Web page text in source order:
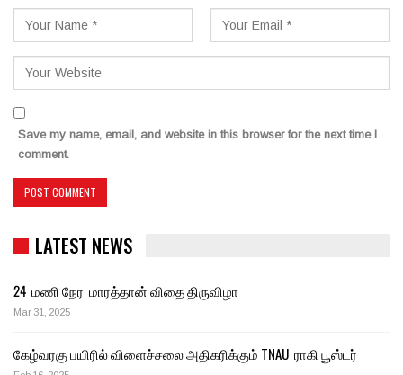
Save my name, email, and website in this browser for the next time I
comment.
LATEST NEWS
24 மணி நேர மாரத்தான் விதை திருவிழா
Mar 31, 2025
கேழ்வரகு பயிரில் விளைச்சலை அதிகரிக்கும் TNAU ராகி பூஸ்டர்